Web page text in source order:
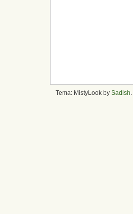
Tema: MistyLook by Sadish